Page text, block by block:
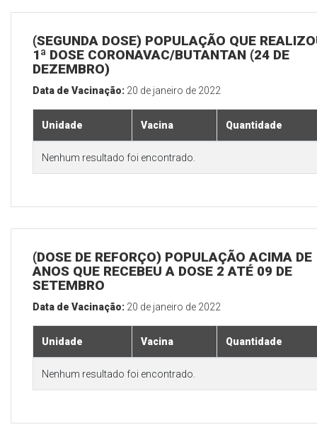
(SEGUNDA DOSE) POPULAÇÃO QUE
1ª DOSE CORONAVAC/BUTANTAN (24 DE
DEZEMBRO)
Data de Vacinação: 20 de janeiro de 2022
Unidade Vacina Quantidade
Nenhum resultado foi encontrado.
(DOSE DE REFORÇO) POPULAÇÃO ACIMA DE
ANOS QUE RECEBEU A DOSE 2 ATÉ 09 DE
SETEMBRO
Data de Vacinação: 20 de janeiro de 2022
Unidade Vacina Quantidade
Nenhum resultado foi encontrado.